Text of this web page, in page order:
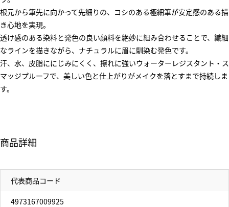
根元から筆先に向かって先細りの、コシのある極細筆が安定感のある描
き心地を実現。
透け感のある染料と発色の良い顔料を絶妙に組み合わせることで、繊細
なラインを描きながら、ナチュラルに眉に馴染む発色です。
汗、水、皮脂ににじみにくく、擦れに強いウォーターレジスタント・ス
マッジプルーフで、美しい色と仕上がりがメイクを落とすまで持続しま
す。
商品詳細
代表商品コード
4973167009925